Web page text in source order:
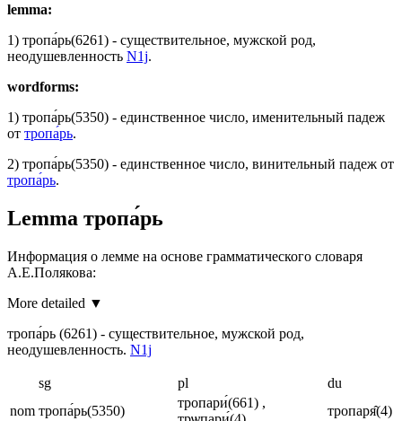
lemma:
1) тропа́рь(6261) - существительное, мужской род,
неодушевленность N1j.
wordforms:
1) тропа́рь(5350) - единственное число, именительный падеж
от тропа́рь.
2) тропа́рь(5350) - единственное число, винительный падеж от
тропа́рь.
Lemma тропа́рь
Информация о лемме на основе грамматического словаря
А.Е.Полякова:
More detailed ▼
тропа́рь (6261) - существительное, мужской род,
неодушевленность. N1j
sg pl
du
nom тропа́рь(5350)
тропари́(661) ,
тропаря̂(4)